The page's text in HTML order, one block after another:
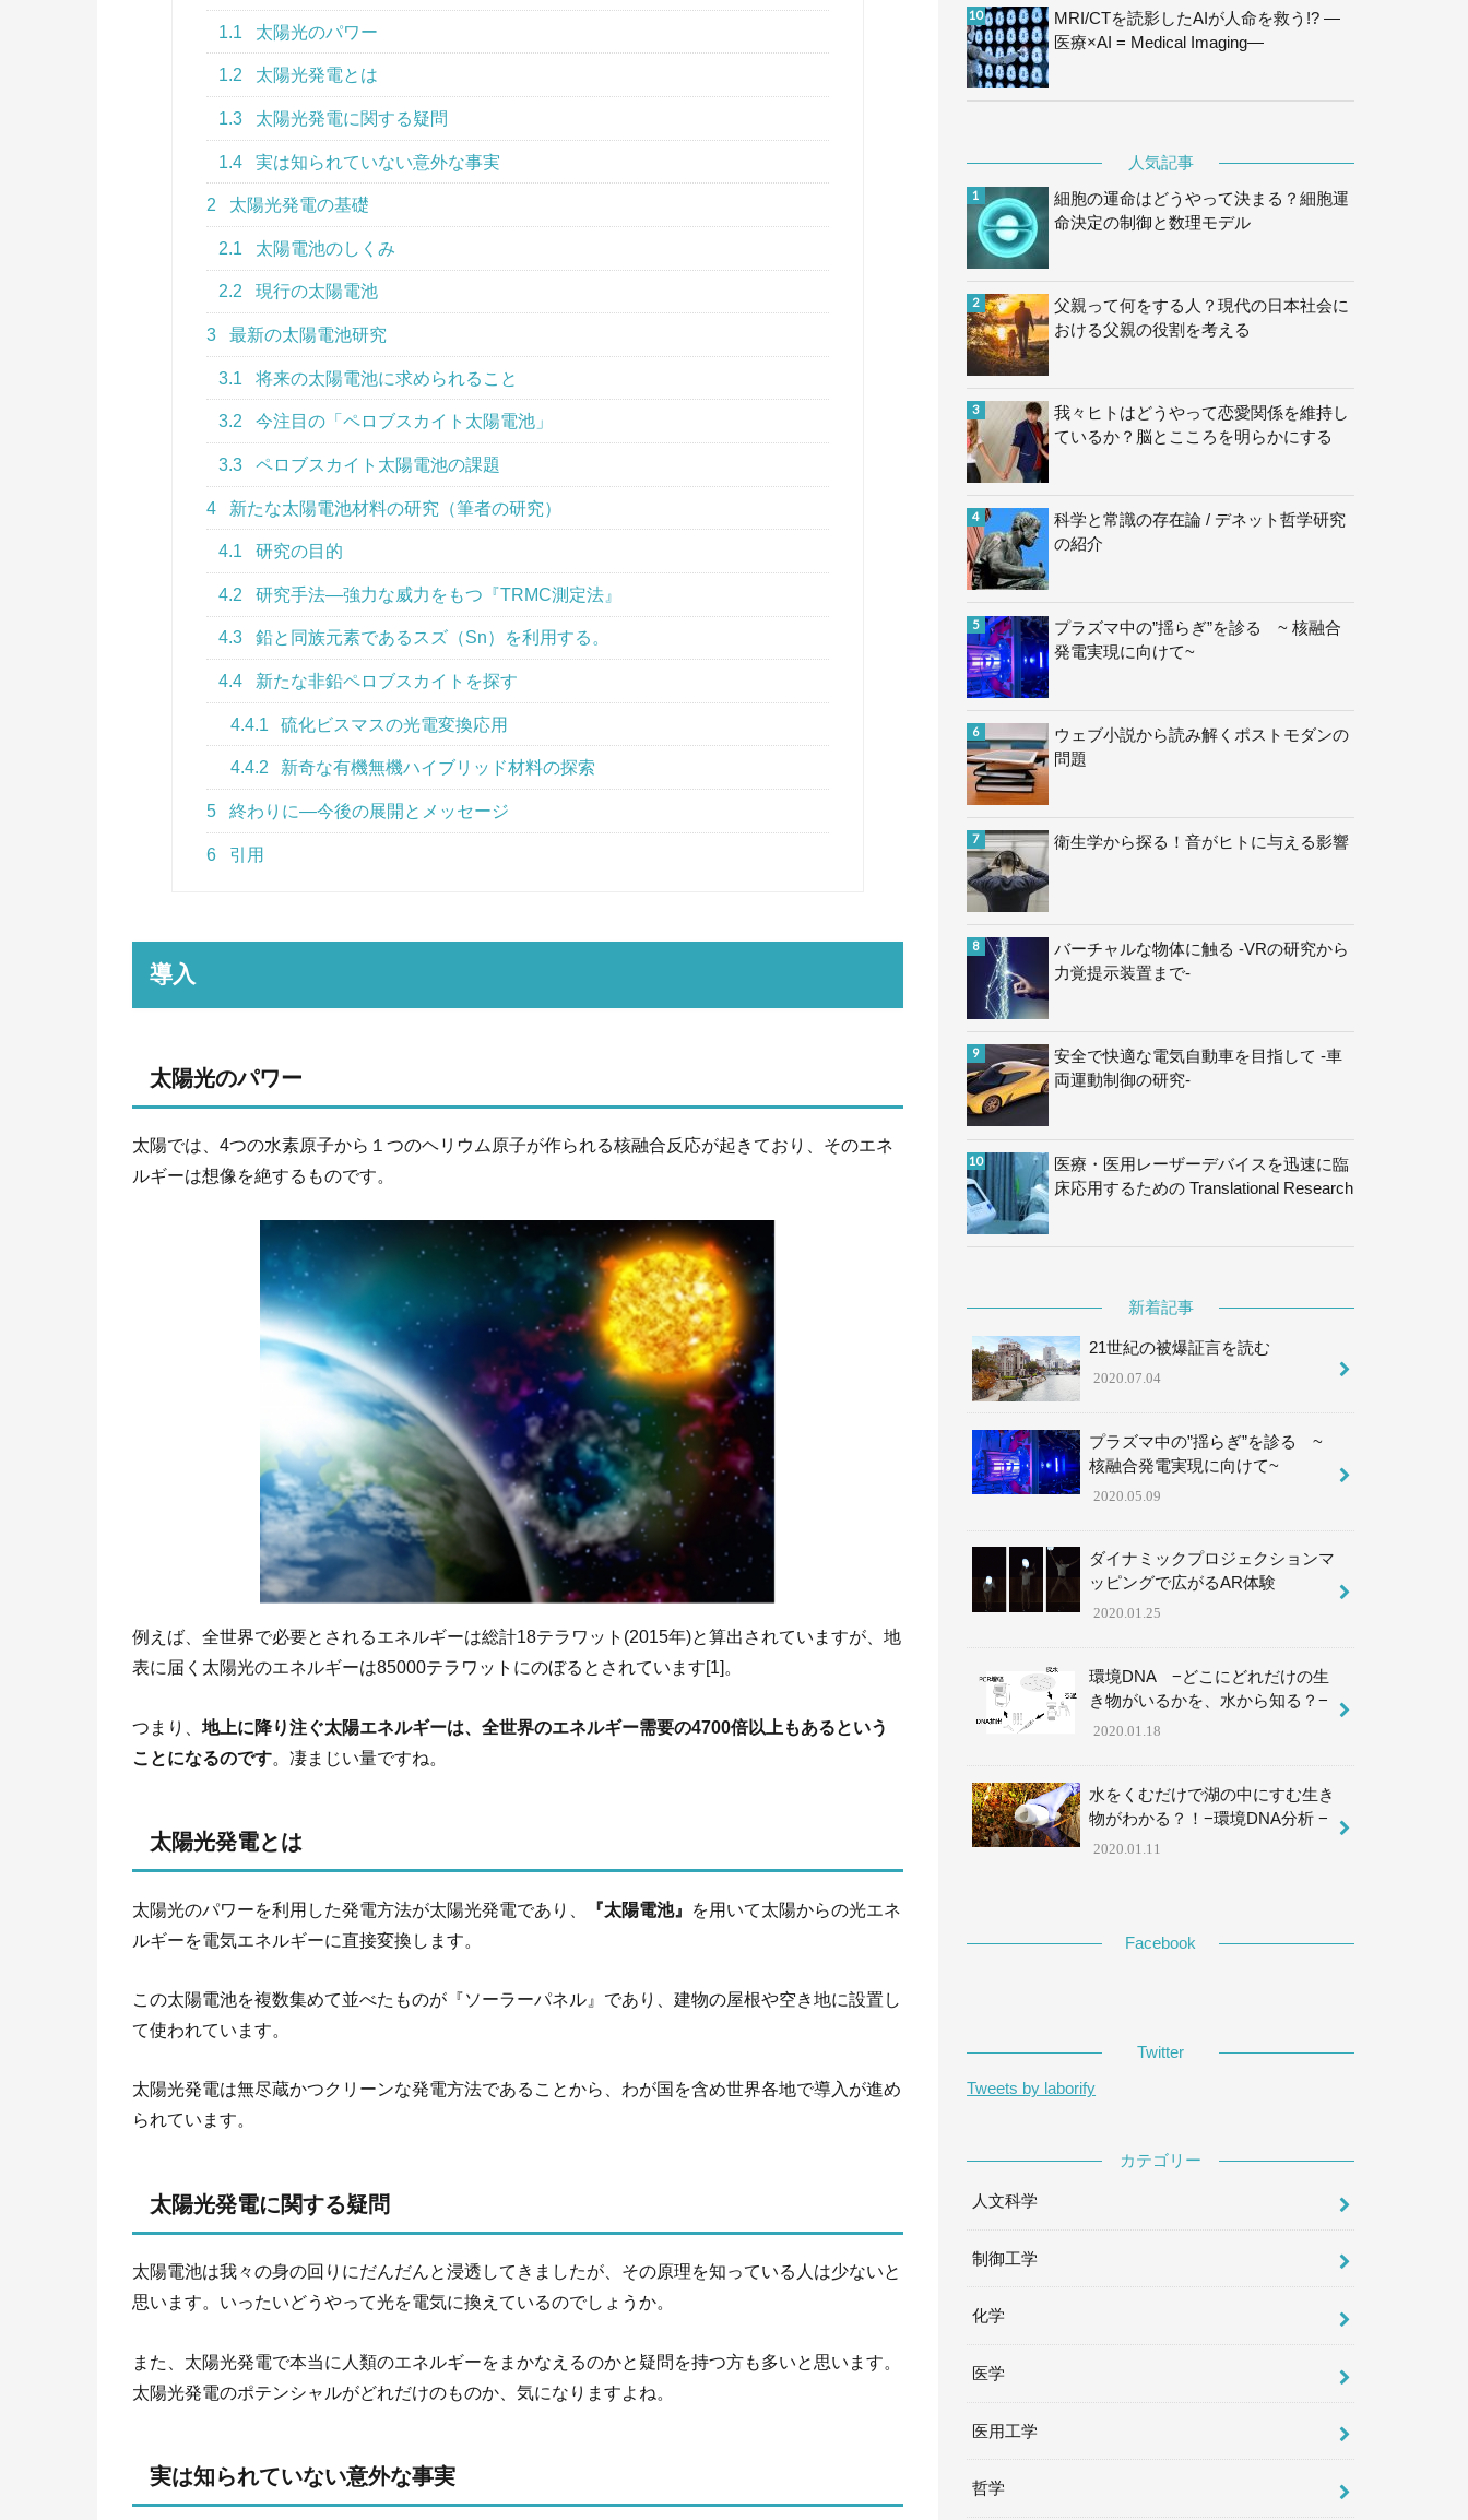
1.1 太陽光のパワー
1.2 太陽光発電とは
1.3 太陽光発電に関する疑問
1.4 実は知られていない意外な事実
2 太陽光発電の基礎
2.1 太陽電池のしくみ
2.2 現行の太陽電池
3 最新の太陽電池研究
3.1 将来の太陽電池に求められること
3.2 今注目の「ペロブスカイト太陽電池」
3.3 ペロブスカイト太陽電池の課題
4 新たな太陽電池材料の研究（筆者の研究）
4.1 研究の目的
4.2 研究手法―強力な威力をもつ『TRMC測定法』
4.3 鉛と同族元素であるスズ（Sn）を利用する。
4.4 新たな非鉛ペロブスカイトを探す
4.4.1 硫化ビスマスの光電変換応用
4.4.2 新奇な有機無機ハイブリッド材料の探索
5 終わりに―今後の展開とメッセージ
6 引用
導入
太陽光のパワー
太陽では、4つの水素原子から１つのヘリウム原子が作られる核融合反応が起きており、そのエネ
ルギーは想像を絶するものです。
例えば、全世界で必要とされるエネルギーは総計18テラワット(2015年)と算出されていますが、地
表に届く太陽光のエネルギーは85000テラワットにのぼるとされています[1]。
つまり、 地上に降り注ぐ太陽エネルギーは、全世界のエネルギー需要の4700倍以上もあるという
ことになるのです。凄まじい量ですね。
太陽光発電とは
太陽光のパワーを利用した発電方法が太陽光発電であり、 『太陽電池』
を用いて太陽からの光エネ
ルギーを電気エネルギーに直接変換します。
この太陽電池を複数集めて並べたものが『ソーラーパネル』であり、建物の屋根や空き地に設置し
て使われています。
太陽光発電は無尽蔵かつクリーンな発電方法であることから、わが国を含め世界各地で導入が進め
られています。
太陽光発電に関する疑問
太陽電池は我々の身の回りにだんだんと浸透してきましたが、その原理を知っている人は少ないと
思います。いったいどうやって光を電気に換えているのでしょうか。
また、太陽光発電で本当に人類のエネルギーをまかなえるのかと疑問を持つ方も多いと思います。
太陽光発電のポテンシャルがどれだけのものか、気になりますよね。
実は知られていない意外な事実
MRI/CTを読影したAIが人命を救う!? —
医療×AI = Medical Imaging—
人気記事
細胞の運命はどうやって決まる？細胞運
命決定の制御と数理モデル
父親って何をする人？現代の日本社会に
おける父親の役割を考える
我々ヒトはどうやって恋愛関係を維持し
ているか？脳とこころを明らかにする
科学と常識の存在論 / デネット哲学研究
の紹介
プラズマ中の”揺らぎ”を診る ~ 核融合
発電実現に向けて~
ウェブ小説から読み解くポストモダンの
問題
衛生学から探る！音がヒトに与える影響
バーチャルな物体に触る -VRの研究から
力覚提示装置まで-
安全で快適な電気自動車を目指して -車
両運動制御の研究-
医療・医用レーザーデバイスを迅速に臨
床応用するための Translational Research
新着記事
21世紀の被爆証言を読む
2020.07.04
プラズマ中の”揺らぎ”を診る ~
核融合発電実現に向けて~
2020.05.09
ダイナミックプロジェクションマ
ッピングで広がるAR体験
2020.01.25
環境DNA −どこにどれだけの生
き物がいるかを、水から知る？−
2020.01.18
水をくむだけで湖の中にすむ生き
物がわかる？！−環境DNA分析 −
2020.01.11
Facebook
Twitter
Tweets by laborify
カテゴリー
人文科学
制御工学
化学
医学
医用工学
哲学